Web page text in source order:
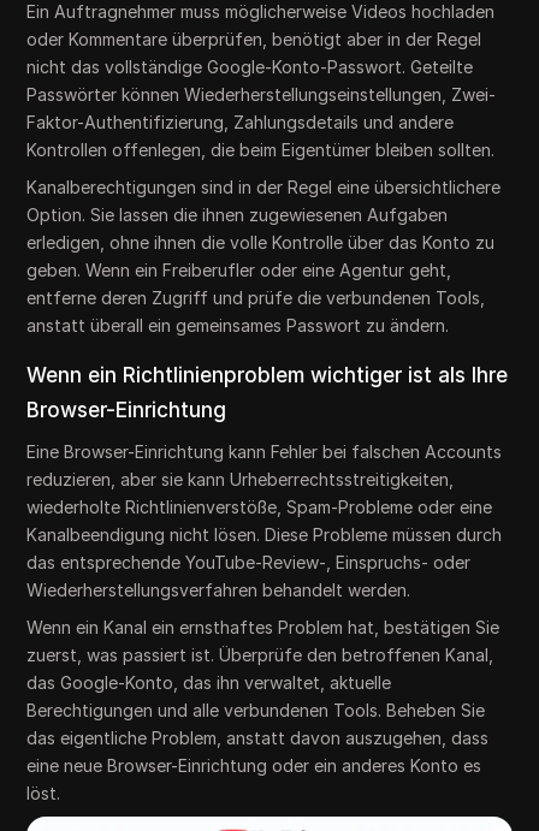
Ein Auftragnehmer muss möglicherweise Videos hochladen
oder Kommentare überprüfen, benötigt aber in der Regel
nicht das vollständige Google-Konto-Passwort. Geteilte
Passwörter können Wiederherstellungseinstellungen, Zwei-
Faktor-Authentifizierung, Zahlungsdetails und andere
Kontrollen offenlegen, die beim Eigentümer bleiben sollten.
Kanalberechtigungen sind in der Regel eine übersichtlichere
Option. Sie lassen die ihnen zugewiesenen Aufgaben
erledigen, ohne ihnen die volle Kontrolle über das Konto zu
geben. Wenn ein Freiberufler oder eine Agentur geht,
entferne deren Zugriff und prüfe die verbundenen Tools,
anstatt überall ein gemeinsames Passwort zu ändern.
Wenn ein Richtlinienproblem wichtiger ist als Ihre
Browser-Einrichtung
Eine Browser-Einrichtung kann Fehler bei falschen Accounts
reduzieren, aber sie kann Urheberrechtsstreitigkeiten,
wiederholte Richtlinienverstöße, Spam-Probleme oder eine
Kanalbeendigung nicht lösen. Diese Probleme müssen durch
das entsprechende YouTube-Review-, Einspruchs- oder
Wiederherstellungsverfahren behandelt werden.
Wenn ein Kanal ein ernsthaftes Problem hat, bestätigen Sie
zuerst, was passiert ist. Überprüfe den betroffenen Kanal,
das Google-Konto, das ihn verwaltet, aktuelle
Berechtigungen und alle verbundenen Tools. Beheben Sie
das eigentliche Problem, anstatt davon auszugehen, dass
eine neue Browser-Einrichtung oder ein anderes Konto es
löst.